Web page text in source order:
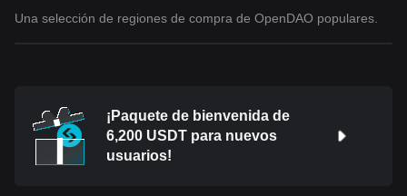
Una selección de regiones de compra de OpenDAO populares.
¡Paquete de bienvenida de
6,200 USDT para nuevos
usuarios!